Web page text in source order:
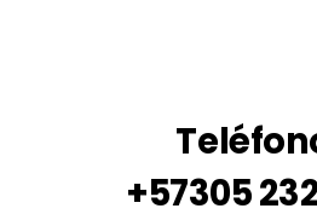
+57305